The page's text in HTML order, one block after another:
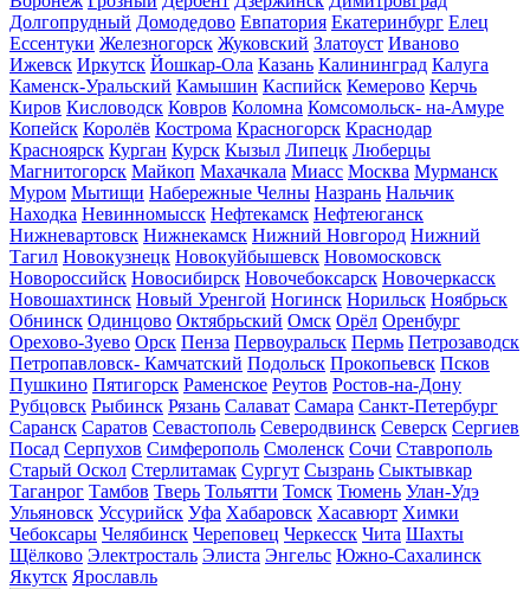
Долгопрудный Домодедово Евпатория Екатеринбург Елец
Ессентуки Железногорск Жуковский Златоуст Иваново
Ижевск Иркутск Йошкар-Ола Казань Калининград Калуга
Каменск-Уральский Камышин Каспийск Кемерово Керчь
Киров Кисловодск Ковров Коломна Комсомольск- на-Амуре
Копейск Королёв Кострома Красногорск Краснодар
Красноярск Курган Курск Кызыл Липецк Люберцы
Магнитогорск Майкоп Махачкала Миасс Москва Мурманск
Муром Мытищи Набережные Челны Назрань Нальчик
Находка Невинномысск Нефтекамск Нефтеюганск
Нижневартовск Нижнекамск Нижний Новгород Нижний
Тагил Новокузнецк Новокуйбышевск Новомосковск
Новороссийск Новосибирск Новочебоксарск Новочеркасск
Новошахтинск Новый Уренгой Ногинск Норильск Ноябрьск
Обнинск Одинцово Октябрьский Омск Орёл Оренбург
Орехово-Зуево Орск Пенза Первоуральск Пермь Петрозаводск
Петропавловск- Камчатский Подольск Прокопьевск Псков
Пушкино Пятигорск Раменское Реутов Ростов-на-Дону
Рубцовск Рыбинск Рязань Салават Самара Санкт-Петербург
Саранск Саратов Севастополь Северодвинск Северск Сергиев
Посад Серпухов Симферополь Смоленск Сочи Ставрополь
Старый Оскол Стерлитамак Сургут Сызрань Сыктывкар
Таганрог Тамбов Тверь Тольятти Томск Тюмень Улан-Удэ
Ульяновск Уссурийск Уфа Хабаровск Хасавюрт Химки
Чебоксары Челябинск Череповец Черкесск Чита Шахты
Щёлково Электросталь Элиста Энгельс Южно-Сахалинск
Якутск Ярославль